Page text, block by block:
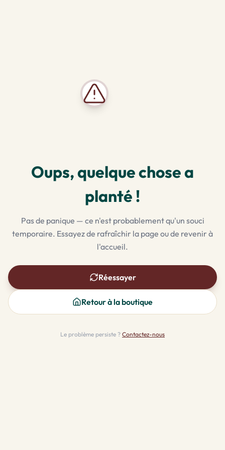
Oups, quelque chose a
planté !
Pas de panique — ce n'est probablement qu'un souci
temporaire. Essayez de rafraîchir la page ou de revenir à
l'accueil.
Réessayer
Retour à la boutique
Le problème persiste ? Contactez-nous